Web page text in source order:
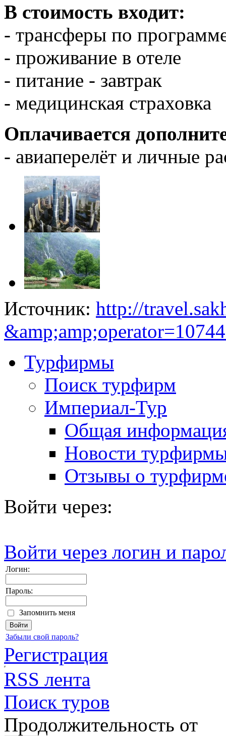
В стоимость входит:
- трансферы по
- проживание в отеле
- питание - завтрак
- медицинская страховка
Оплачивается
- авиаперелёт и личные
Источник: http://
Турфирмы
Поиск турфирм
Империал-Тур
Общая
Новости
Отзывы о
Войти через:
Войти через логин и
Логин:
Пароль:
Запомнить меня
Забыли свой пароль?
Регистрация
RSS лента
Поиск туров
Продолжительность от